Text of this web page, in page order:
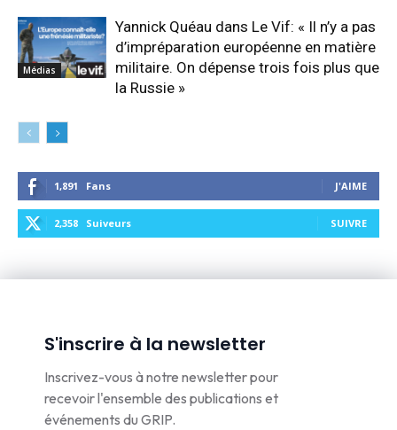
Médias
Yannick Quéau dans Le Vif: « Il n’y a pas
d’impréparation européenne en matière
militaire. On dépense trois fois plus que
la Russie »
1,891 Fans J'AIME
2,358 Suiveurs SUIVRE
S'inscrire à la newsletter
Inscrivez-vous à notre newsletter pour
recevoir l'ensemble des publications et
événements du GRIP.